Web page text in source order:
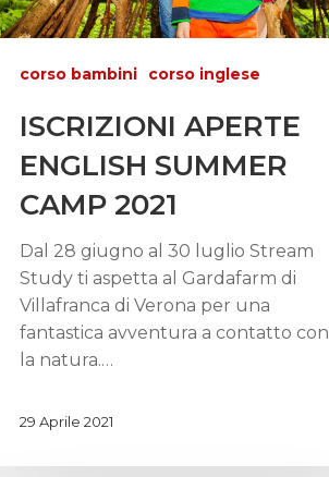
corso bambini corso inglese
ISCRIZIONI APERTE
ENGLISH SUMMER
CAMP 2021
Dal 28 giugno al 30 luglio Stream
Study ti aspetta al Gardafarm di
Villafranca di Verona per una
fantastica avventura a contatto con
la natura.…
29 Aprile 2021